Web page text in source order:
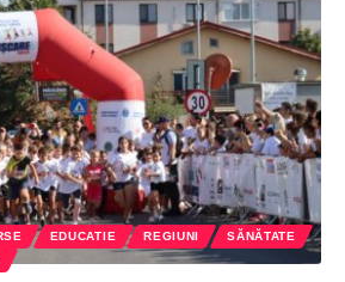
EDUCATIE REGIUNI
SĂNĂTATE